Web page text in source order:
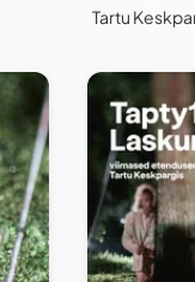
Tartu